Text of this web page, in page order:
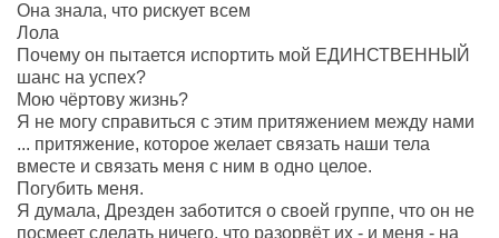
Она знала, что рискует всем
Лола
Почему он пытается испортить мой ЕДИНСТВЕННЫЙ
шанс на успех?
Мою чёртову жизнь?
Я не могу справиться с этим притяжением между нами
... притяжение, которое желает связать наши тела
вместе и связать меня с ним в одно целое.
Погубить меня.
Я думала, Дрезден заботится о своей группе, что он не
посмеет сделать ничего, что разорвёт их - и меня - на